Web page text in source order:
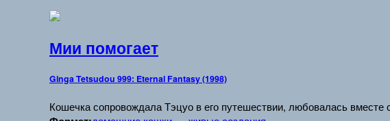
Мии помогает
Ginga Tetsudou 999: Eternal Fantasy (1998)
Кошечка сопровождала Тэцуо в его путешествии, любовалась